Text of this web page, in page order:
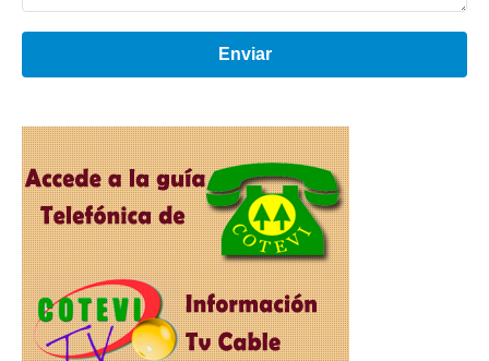
Enviar